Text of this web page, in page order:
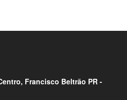
Francisco Beltrão PR -